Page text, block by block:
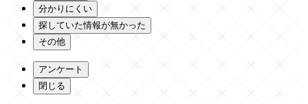
分かりにくい
探していた情報が無かった
その他
アンケート
閉じる